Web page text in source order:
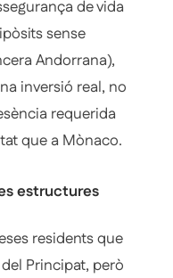
de vida
sense
Andorrana),
inversió real, no
requerida
que a Mònaco.
estructures
residents que
Principat, però